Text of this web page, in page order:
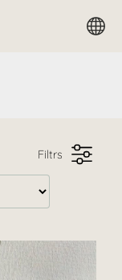
Filtrs